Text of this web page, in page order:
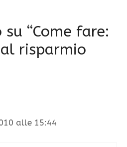
“Come fare:
risparmio
alle 15:44